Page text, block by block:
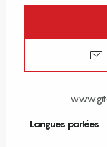
Langues parlées
Langues parlées